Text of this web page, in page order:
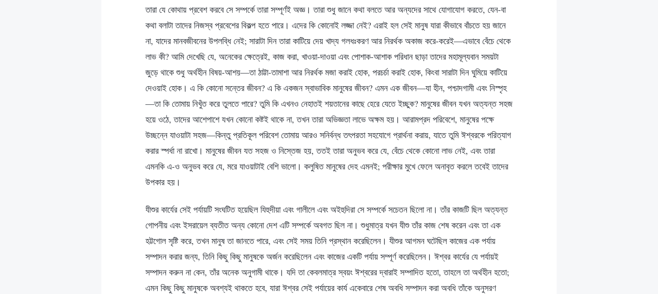
তারা যে কোথায় প্রবেশ করবে সে সম্পর্কে তারা সম্পূর্ণই অজ্ঞ। তারা শুধু জানে কথা বলতে আর অন্যদের সাথে যোগাযোগ করতে, যেন-বা
কথা বলাটা তাদের নিজস্ব প্রবেশের বিকল্প হতে পারে। এদের কি কোনোই লজ্জা নেই? এরাই হল সেই মানুষ যারা কীভাবে বাঁচতে হয় জানে
না, যাদের মানবজীবনের উপলব্ধি নেই; সারাটা দিন তারা কাটিয়ে দেয় খাদ্য গলধঃকরণ আর নিরর্থক অকাজ করে-করেই—এভাবে বেঁচে থেকে
লাভ কী? আমি দেখেছি যে, অনেকের ক্ষেত্রেই, কাজ করা, খাওয়া-দাওয়া এবং পোশাক-আশাক পরিধান ছাড়া তাদের মহামূল্যবান সময়টা
জুড়ে থাকে শুধু অর্থহীন বিষয়-আশয়—তা ঠাট্টা-তামাশা আর নিরর্থক মজা করাই হোক, পরচর্চা করাই হোক, কিংবা সারাটা দিন ঘুমিয়ে কাটিয়ে
দেওয়াই হোক। এ কি কোনো সন্তের জীবন? এ কি একজন স্বাভাবিক মানুষের জীবন? এমন এক জীবন—যা হীন, পশ্চাদগামী এবং নিস্পৃহ
—তা কি তোমায় নিখুঁত করে তুলতে পারে? তুমি কি এখনও নেহাতই শয়তানের কাছে হেরে যেতে ইচ্ছুক? মানুষের জীবন যখন অত্যন্ত সহজ
হয়ে ওঠে, তাদের আশেপাশে যখন কোনো কষ্টই থাকে না, তখন তারা অভিজ্ঞতা লাভে অক্ষম হয়। আরামপ্রদ পরিবেশে, মানুষের পক্ষে
উচ্ছন্নে যাওয়াটা সহজ—কিন্তু প্রতিকূল পরিবেশ তোমায় আরও সনির্বন্ধ তৎপরতা সহযোগে প্রার্থনা করায়, যাতে তুমি ঈশ্বরকে পরিত্যাগ
করার স্পর্ধা না রাখো। মানুষের জীবন যত সহজ ও নিস্তেজ হয়, ততই তারা অনুভব করে যে, বেঁচে থেকে কোনো লাভ নেই, এবং তারা
এমনকি এ-ও অনুভব করে যে, মরে যাওয়াটাই বেশি ভালো। কলুষিত মানুষের দেহ এমনই; পরীক্ষার মুখে ফেলে অনাবৃত করলে তবেই তাদের
উপকার হয়।
যীশুর কার্যের সেই পর্যায়টি সংঘটিত হয়েছিল যিহুদীয়া এবং গালীলে এবং অইহুদিরা সে সম্পর্কে সচেতন ছিলো না। তাঁর কাজটি ছিল অত্যন্ত
গোপনীয় এবং ইসরায়েল ব্যতীত অন্য কোনো দেশ এটি সম্পর্কে অবগত ছিল না। শুধুমাত্র যখন যীশু তাঁর কাজ শেষ করেন এবং তা এক
হট্টগোল সৃষ্টি করে, তখন মানুষ তা জানতে পারে, এবং সেই সময় তিনি প্রস্থান করেছিলেন। যীশুর আগমন ঘটেছিল কাজের এক পর্যায়
সম্পাদন করার জন্য, তিনি কিছু কিছু মানুষকে অর্জন করেছিলেন এবং কাজের একটি পর্যায় সম্পূর্ণ করেছিলেন। ঈশ্বর কার্যের যে পর্যায়ই
সম্পাদন করুন না কেন, তাঁর অনেক অনুগামী থাকে। যদি তা কেবলমাত্র স্বয়ং ঈশ্বরের দ্বারাই সম্পাদিত হতো, তাহলে তা অর্থহীন হতো;
এমন কিছু কিছু মানুষকে অবশ্যই থাকতে হবে, যারা ঈশ্বর সেই পর্যায়ের কার্য একেবারে শেষ অবধি সম্পাদন করা অবধি তাঁকে অনুসরণ